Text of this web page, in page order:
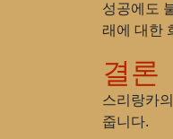
성공에도
래에 대한
결론
스리랑카
줍니다.